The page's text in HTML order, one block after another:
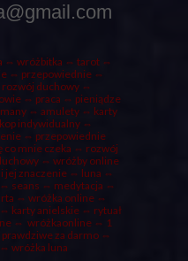
⇔ wróżbitka ⇔ tarot⇔
⇔ przepowiednie ⇔
duchowy ⇔
⇔ praca ⇔ pieniądze
⇔ amulety ⇔ karty
indywidualny ⇔
⇔ przepowiednie
co mnie czeka ⇔ rozwój
⇔ wróżby online
jej znaczenie ⇔ luna ⇔
⇔ seans ⇔ medytacja ⇔
⇔ wróżka online ⇔
⇔ karty anielskie ⇔ rytuał
⇔ wróżkaonline ⇔ 1
za darmo ⇔
wróżka luna